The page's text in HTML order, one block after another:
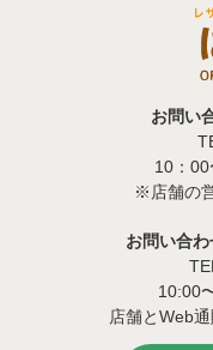
お問い
10：00
※店舗の
お問い合わ
10:00
店舗とWeb